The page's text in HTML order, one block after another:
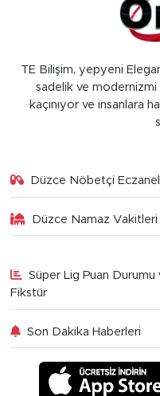
TE Bilişim, yepyeni
sadelik ve
kaçınıyor ve insanlara
Düzce Nöbetçi
Düzce Namaz Vakitleri
Süper Lig Puan Durumu
Fikstür
Son Dakika Haberleri